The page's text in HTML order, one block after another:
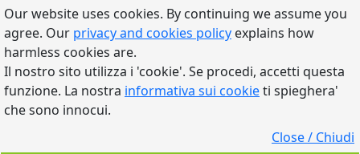
Our website uses cookies. By continuing we assume you
agree. Our privacy and cookies policy explains how
harmless cookies are.
Il nostro sito utilizza i 'cookie'. Se procedi, accetti questa
funzione. La nostra informativa sui cookieti spieghera'
che sono innocui.
Close / Chiudi